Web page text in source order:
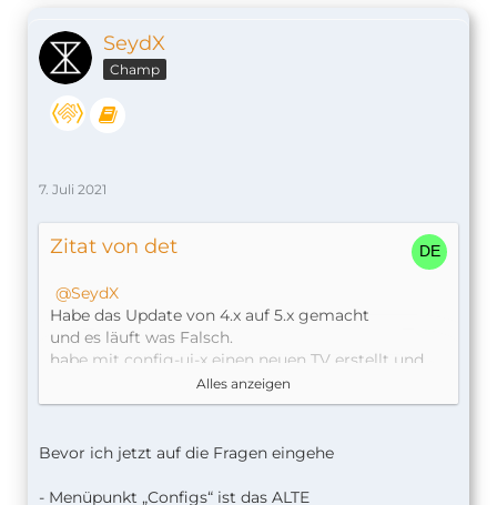
SeydX
Champ
7. Juli 2021
Zitat von det
SeydX
Habe das Update von 4.x auf 5.x gemacht
und es läuft was Falsch.
habe mit config-ui-x einen neuen TV erstellt und
das einlesen war erfolgreich.
Alles anzeigen
Bevor ich jetzt auf die Fragen eingehe
- Menüpunkt „Configs“ ist das ALTE